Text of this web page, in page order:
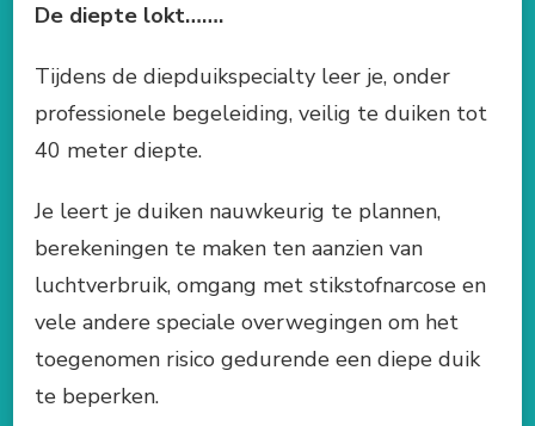
De diepte lokt…….
Tijdens de diepduikspecialty leer je, onder
professionele begeleiding, veilig te duiken tot
40 meter diepte.
Je leert je duiken nauwkeurig te plannen,
berekeningen te maken ten aanzien van
luchtverbruik, omgang met stikstofnarcose en
vele andere speciale overwegingen om het
toegenomen risico gedurende een diepe duik
te beperken.